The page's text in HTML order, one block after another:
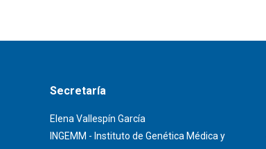
Secretaría
Elena Vallespín García
INGEMM - Instituto de Genética Médica y